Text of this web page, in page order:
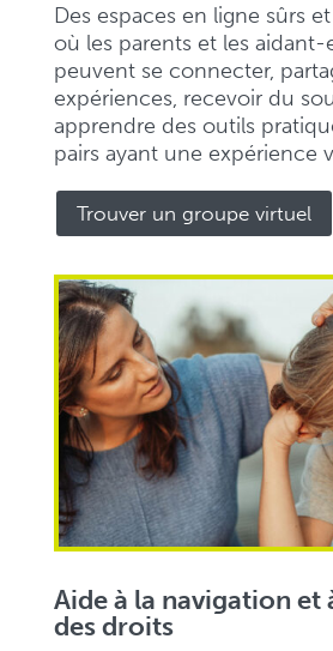
Des espaces en ligne sûrs
où les parents et les
peuvent se connecter,
expériences, recevoir du
apprendre des outils
pairs ayant une expérience
Trouver un groupe virtuel
Aide à la navigation et
des droits